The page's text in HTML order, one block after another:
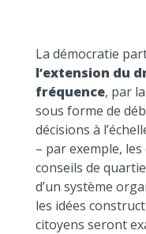
La démocratie
l’extension du
fréquence, par
sous forme de
décisions à
– par exemple,
conseils de
d’un système
les idées
citoyens seront